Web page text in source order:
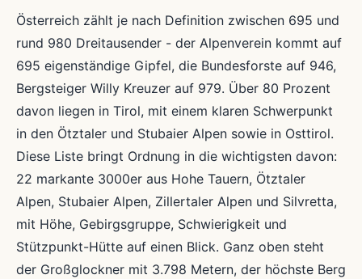
Österreich zählt je nach Definition zwischen 695 und
rund 980 Dreitausender - der Alpenverein kommt auf
695 eigenständige Gipfel, die Bundesforste auf 946,
Bergsteiger Willy Kreuzer auf 979. Über 80 Prozent
davon liegen in Tirol, mit einem klaren Schwerpunkt
in den Ötztaler und Stubaier Alpen sowie in Osttirol.
Diese Liste bringt Ordnung in die wichtigsten davon:
22 markante 3000er aus Hohe Tauern, Ötztaler
Alpen, Stubaier Alpen, Zillertaler Alpen und Silvretta,
mit Höhe, Gebirgsgruppe, Schwierigkeit und
Stützpunkt-Hütte auf einen Blick. Ganz oben steht
der Großglockner mit 3.798 Metern, der höchste Berg